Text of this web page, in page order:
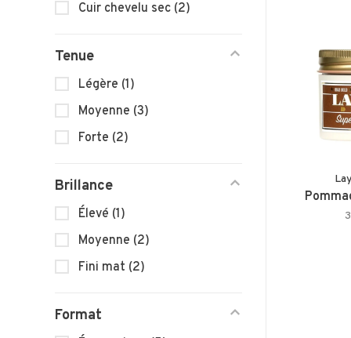
Cuir chevelu sec (2)
Tenue
Légère (1)
Moyenne (3)
Forte (2)
Brillance
Élevé (1)
Moyenne (2)
Fini mat (2)
Format